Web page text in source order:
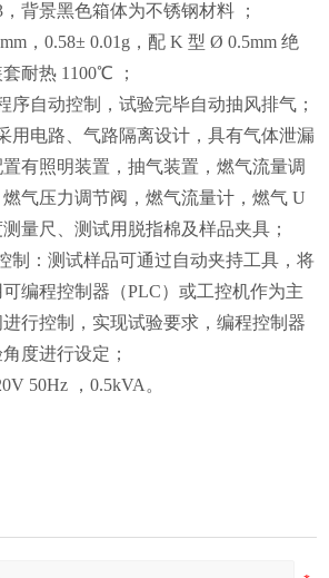
背景黑色箱体为不锈钢材料 ；
，0.58± 0.01g，配 K 型 Ø 0.5mm 绝
耐热 1100℃ ；
序自动控制，试验完毕自动抽风排气；
用电路、气路隔离设计，具有气体泄漏
有照明装置，抽气装置，燃气流量调
气压力调节阀，燃气流量计，燃气 U
量尺、测试用脱指棉及样品夹具；
制：测试样品可通过自动夹持工具，将
编程控制器（PLC）或工控机作为主
行控制，实现试验要求，编程控制器
度进行设定；
50Hz ，0.5kVA。